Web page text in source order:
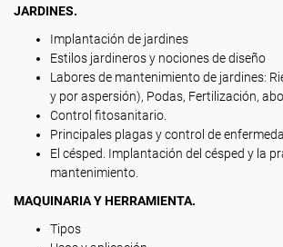
JARDINES.
Implantación de jardines
Estilos jardineros y nociones de diseño
Labores de mantenimiento de jardines:
y por aspersión), Podas, Fertilización,
Control fitosanitario.
Principales plagas y control de
El césped. Implantación del césped y la
mantenimiento.
MAQUINARIA Y HERRAMIENTA.
Tipos